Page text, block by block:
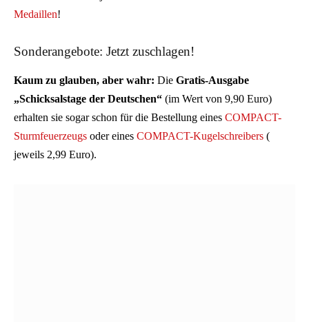
Medaillen!
Sonderangebote: Jetzt zuschlagen!
Kaum zu glauben, aber wahr: Die Gratis-Ausgabe
„Schicksalstage der Deutschen“ (im Wert von 9,90 Euro)
erhalten sie sogar schon für die Bestellung eines COMPACT-
Sturmfeuerzeugs oder eines COMPACT-Kugelschreibers (
jeweils 2,99 Euro).